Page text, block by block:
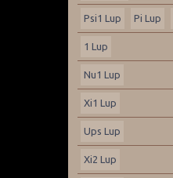
Psi1 Lup Pi Lup
1 Lup
Nu1 Lup
Xi1 Lup
Ups Lup
Xi2 Lup